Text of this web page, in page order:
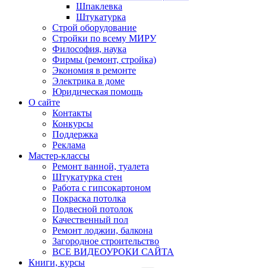
Шпаклевка
Штукатурка
Строй оборудование
Стройки по всему МИРУ
Философия, наука
Фирмы (ремонт, стройка)
Экономия в ремонте
Электрика в доме
Юридическая помощь
О сайте
Контакты
Конкурсы
Поддержка
Реклама
Мастер-классы
Ремонт ванной, туалета
Штукатурка стен
Работа с гипсокартоном
Покраска потолка
Подвесной потолок
Качественный пол
Ремонт лоджии, балкона
Загородное строительство
ВСЕ ВИДЕОУРОКИ САЙТА
Книги, курсы